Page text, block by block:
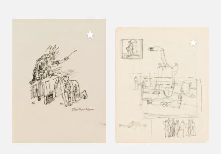
Meiner Sammlung hinzufügen
Meiner